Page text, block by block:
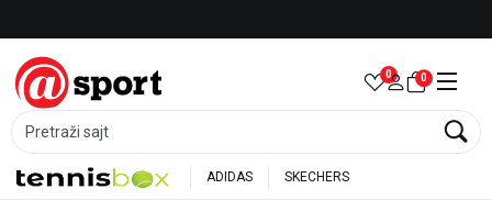
Pretraži sajt
0 0
ADIDAS SKECHERS